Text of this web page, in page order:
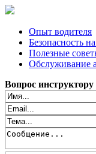
Опыт водителя
Безопасность
Полезные
Обслуживание
Вопрос инструктору